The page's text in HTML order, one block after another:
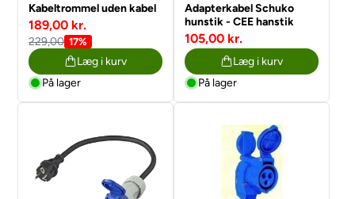
Kabeltrommel uden kabel
189,00 kr.
229,00 17%
Læg i kurv
På lager
Adapterkabel Schuko
hunstik - CEE hanstik
105,00 kr.
Læg i kurv
På lager